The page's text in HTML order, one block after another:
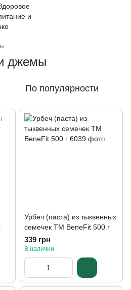
джемы
По популярности
Урбеч (паста) из тыквенных
семечек ТМ BeneFit 500 г
339 грн
В наличии